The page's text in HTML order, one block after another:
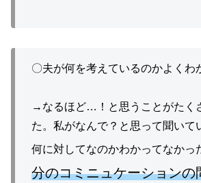
〇夫が何を考えているのかよくわ
→なるほど…！と思うことがたく
た。私がなんで？と思って聞いて
何に対してなのかわかってなかっ
分のコミニュケーションの